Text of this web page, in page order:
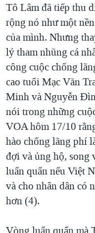
Tô Lâm đã tiếp thu
rộng nó như một
của mình. Nhưng
lý tham nhũng cá
công cuộc chống
cao tuổi Mạc Văn
Minh và Nguyễn
nói trong những
VOA hôm 17/10
hào chống lãng phí
đợi và ủng hộ, song
luẩn quẩn nếu Việt
và cho nhân dân có
hơn (4).